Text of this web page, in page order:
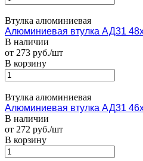
Втулка алюминиевая
Алюминиевая втулка АД31
В наличии
от 273 руб./шт
В корзину
Втулка алюминиевая
Алюминиевая втулка АД31
В наличии
от 272 руб./шт
В корзину